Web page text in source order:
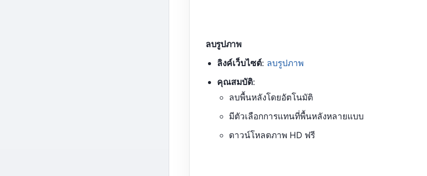
ลบรูปภาพ
ลิงค์เว็บไซต์: ลบรูปภาพ
คุณสมบัติ:
ลบพื้นหลังโดยอัตโนมัติ
มีตัวเลือกการแทนที่พื้นหลังหลายแบบ
ดาวน์โหลดภาพ HD ฟรี